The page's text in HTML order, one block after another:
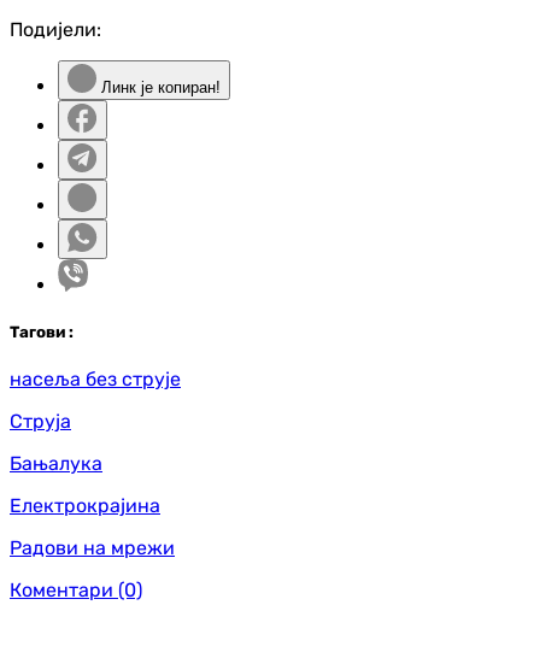
Подијели:
Линк је копиран!
Тагови :
насеља без струје
Струја
Бањалука
Електрокрајина
Радови на мрежи
Коментари (0)